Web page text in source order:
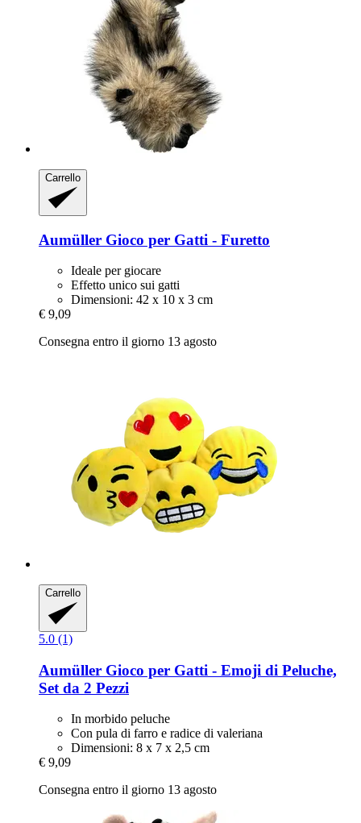
Carrello
Aumüller Gioco per Gatti -​ Furetto
Ideale per giocare
Effetto unico sui gatti
Dimensioni: 42 x 10 x 3 cm
€ 9,09
Consegna entro il giorno 13 agosto
Carrello
5.0 (1)
Aumüller Gioco per Gatti -​ Emoji di Peluche,
Set da 2 Pezzi
In morbido peluche
Con pula di farro e radice di valeriana
Dimensioni: 8 x 7 x 2,5 cm
€ 9,09
Consegna entro il giorno 13 agosto